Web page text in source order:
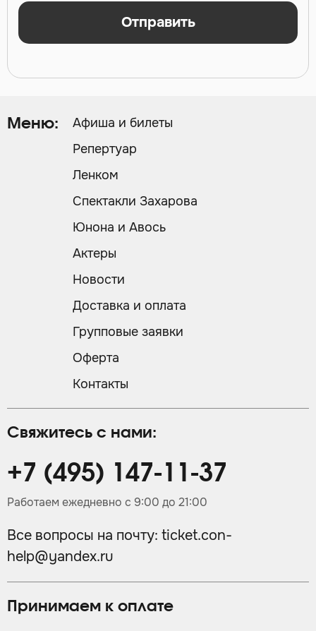
Отправить
Принимаем к оплате
Свяжитесь с нами:
+7 (495) 147-11-37
Работаем ежедневно с 9:00 до 21:00
Все вопросы на почту: ticket.con-
help@yandex.ru
Меню:
Афиша и билеты
Репертуар
Ленком
Спектакли Захарова
Юнона и Авось
Актеры
Новости
Доставка и оплата
Групповые заявки
Оферта
Контакты